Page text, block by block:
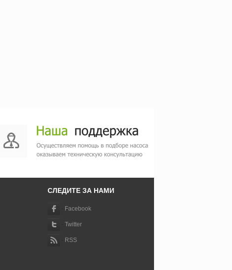
СЛЕДИТЕ ЗА НАМИ
Facebook
Twitter
RSS